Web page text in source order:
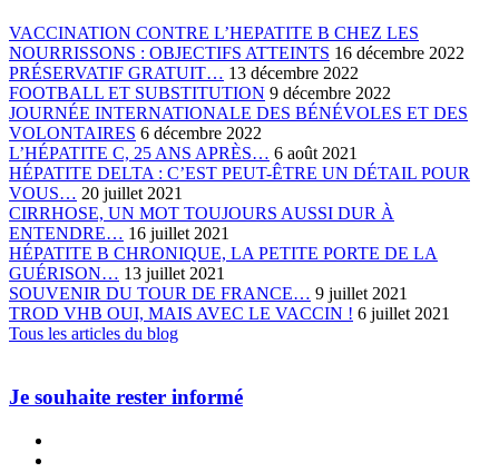
VACCINATION CONTRE L’HEPATITE B CHEZ LES
NOURRISSONS : OBJECTIFS ATTEINTS 16 décembre 2022
PRÉSERVATIF GRATUIT… 13 décembre 2022
FOOTBALL ET SUBSTITUTION 9 décembre 2022
JOURNÉE INTERNATIONALE DES BÉNÉVOLES ET DES
VOLONTAIRES 6 décembre 2022
L’HÉPATITE C, 25 ANS APRÈS… 6 août 2021
HÉPATITE DELTA : C’EST PEUT-ÊTRE UN DÉTAIL POUR
VOUS… 20 juillet 2021
CIRRHOSE, UN MOT TOUJOURS AUSSI DUR À
ENTENDRE… 16 juillet 2021
HÉPATITE B CHRONIQUE, LA PETITE PORTE DE LA
GUÉRISON… 13 juillet 2021
SOUVENIR DU TOUR DE FRANCE… 9 juillet 2021
TROD VHB OUI, MAIS AVEC LE VACCIN ! 6 juillet 2021
Tous les articles du blog
Je souhaite rester informé